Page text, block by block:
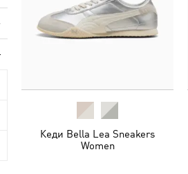
Кеди Bella Lea Sneakers
Women